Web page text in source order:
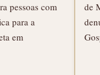
pessoas com
para a
em
de